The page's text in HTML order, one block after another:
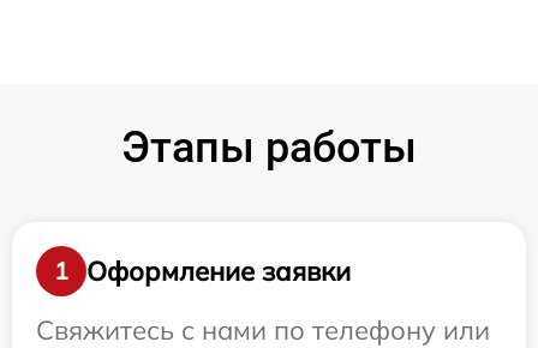
Этапы работы
1
Оформление заявки
Свяжитесь с нами по телефону или